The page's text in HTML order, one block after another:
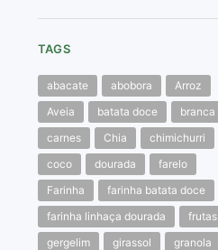
TAGS
abacate abobora
Arroz
Aveia
batata doce
branca
carnes
Chia
chimichurri
coco
dourada
farelo
Farinha
farinha batata doce
farinha linhaça dourada
frutas
gergelim
girassol
granola